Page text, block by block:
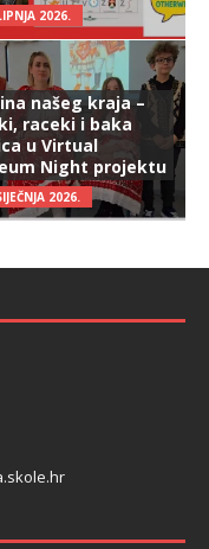
2026.
našeg kraja –
raceki i baka
u Virtual
Night projektu
2026.